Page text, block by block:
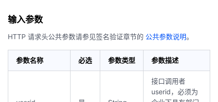
输入参数
HTTP 请求头公共参数请参见签名验证章节的 公共参数说明。
参数名称 必选 参数类型 参数描述
接口调用者
userid，必须为